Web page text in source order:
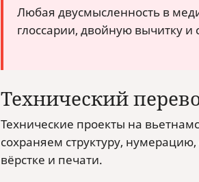
Любая двусмысленность в
глоссарии, двойную вычитку
Технический
Технические проекты на
сохраняем структуру,
вёрстке и печати.